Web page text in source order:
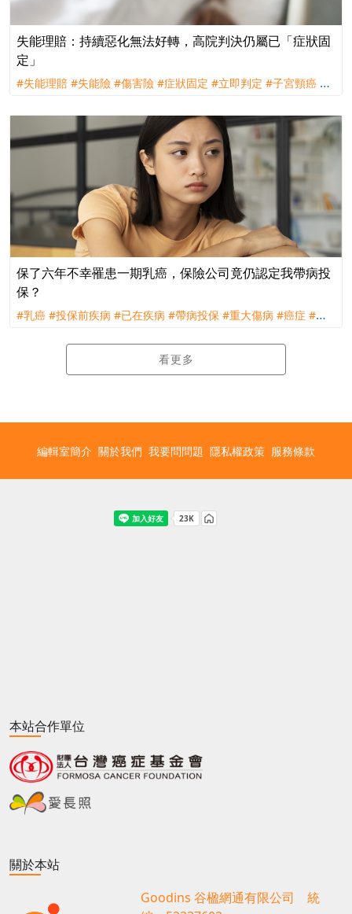
失能理賠：持續惡化無法好轉，高院判決仍屬已「症狀固
定」
#失能理賠 #失能險 #傷害險 #症狀固定 #立即判定 #子宮頸癌 #
保了六年不幸罹患一期乳癌，保險公司竟仍認定我帶病投
保？
#乳癌 #投保前疾病 #已在疾病 #帶病投保 #重大傷病 #癌症 #理
看更多
編輯室簡介 關於我們 我要問問題 隱私權政策 服務條款
本站合作單位
關於本站
Goodins 谷楹網通有限公司 統